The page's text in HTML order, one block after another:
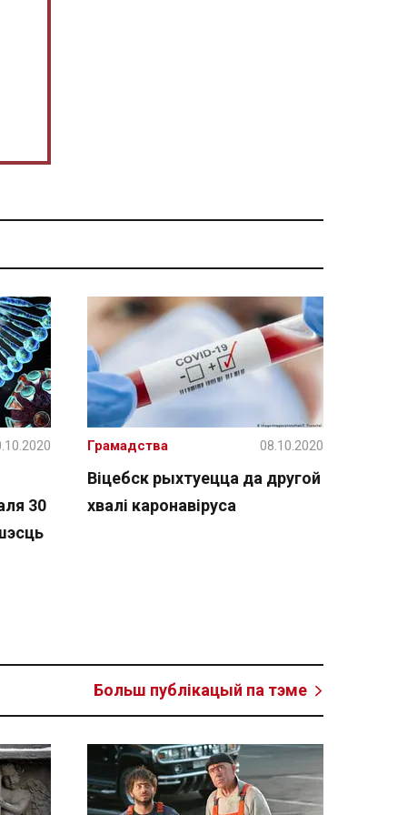
30
Віцебск рыхтуецца да другой
хвалі каронавіруса
Грамадства 08.10.2020
Больш публікацый па тэме